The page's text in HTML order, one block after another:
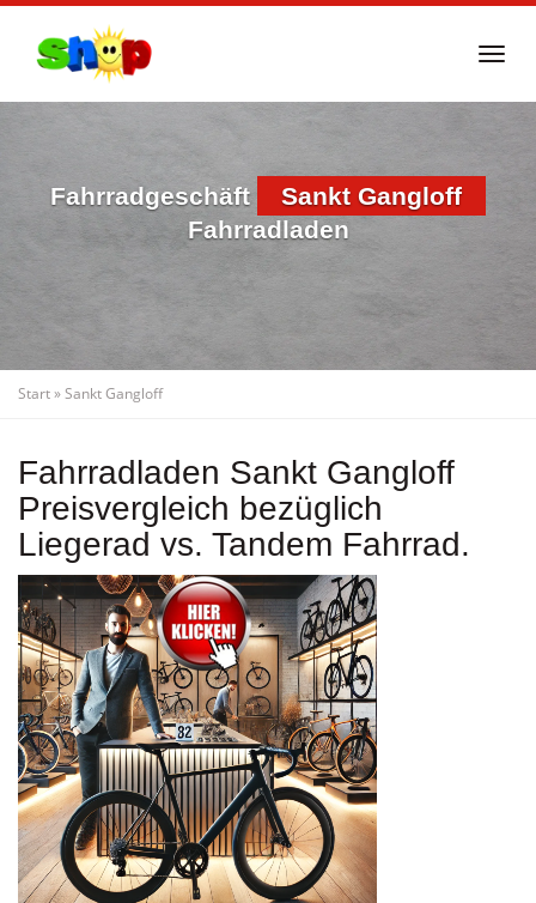
Fahrradgeschäft
Sankt Gangloff
Fahrradladen
Start»Sankt Gangloff
Fahrradladen Sankt Gangloff
Preisvergleich bezüglich
Liegerad vs. Tandem Fahrrad.